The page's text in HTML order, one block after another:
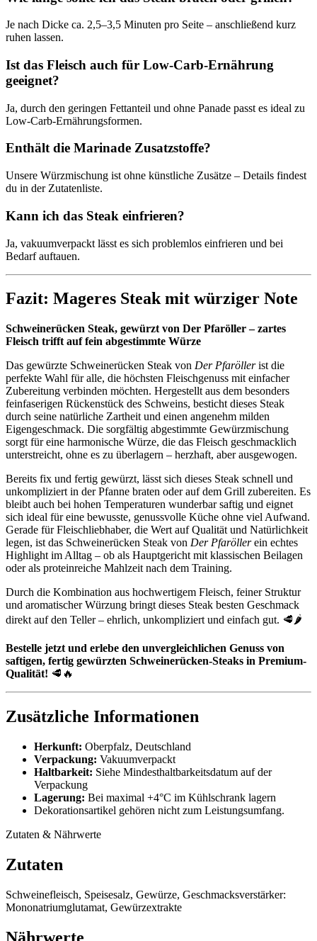
Je nach Dicke ca. 2,5–3,5 Minuten pro Seite – anschließend kurz
ruhen lassen.
Ist das Fleisch auch für Low-Carb-Ernährung
geeignet?
Ja, durch den geringen Fettanteil und ohne Panade passt es ideal zu
Low-Carb-Ernährungsformen.
Enthält die Marinade Zusatzstoffe?
Unsere Würzmischung ist ohne künstliche Zusätze – Details findest
du in der Zutatenliste.
Kann ich das Steak einfrieren?
Ja, vakuumverpackt lässt es sich problemlos einfrieren und bei
Bedarf auftauen.
Fazit: Mageres Steak mit würziger Note
Schweinerücken Steak, gewürzt von Der Pfaröller – zartes
Fleisch trifft auf fein abgestimmte Würze
Das gewürzte Schweinerücken Steak von Der Pfaröllerist die
perfekte Wahl für alle, die höchsten Fleischgenuss mit einfacher
Zubereitung verbinden möchten. Hergestellt aus dem besonders
feinfaserigen Rückenstück des Schweins, besticht dieses Steak
durch seine natürliche Zartheit und einen angenehm milden
Eigengeschmack. Die sorgfältig abgestimmte Gewürzmischung
sorgt für eine harmonische Würze, die das Fleisch geschmacklich
unterstreicht, ohne es zu überlagern – herzhaft, aber ausgewogen.
Bereits fix und fertig gewürzt, lässt sich dieses Steak schnell und
unkompliziert in der Pfanne braten oder auf dem Grill zubereiten. Es
bleibt auch bei hohen Temperaturen wunderbar saftig und eignet
sich ideal für eine bewusste, genussvolle Küche ohne viel Aufwand.
Gerade für Fleischliebhaber, die Wert auf Qualität und Natürlichkeit
legen, ist das Schweinerücken Steak von Der Pfaröllerein echtes
Highlight im Alltag – ob als Hauptgericht mit klassischen Beilagen
oder als proteinreiche Mahlzeit nach dem Training.
Durch die Kombination aus hochwertigem Fleisch, feiner Struktur
und aromatischer Würzung bringt dieses Steak besten Geschmack
direkt auf den Teller – ehrlich, unkompliziert und einfach gut. 🥩🌶️
Bestelle jetzt und erlebe den unvergleichlichen Genuss von
saftigen, fertig gewürzten Schweinerücken-Steaks in Premium-
Qualität! 🥩🔥
Zusätzliche Informationen
Herkunft: Oberpfalz, Deutschland
Verpackung: Vakuumverpackt
Haltbarkeit: Siehe Mindesthaltbarkeitsdatum auf der
Verpackung
Lagerung: Bei maximal +4°C im Kühlschrank lagern
Dekorationsartikel gehören nicht zum Leistungsumfang.
Zutaten & Nährwerte
Zutaten
Schweinefleisch, Speisesalz, Gewürze, Geschmacksverstärker:
Mononatriumglutamat, Gewürzextrakte